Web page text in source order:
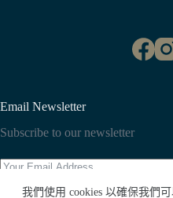
我們使用 cookies 以確保我們
Email Newsletter
Subscribe to our newsletter